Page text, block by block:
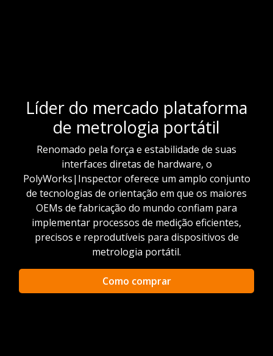
Líder do mercado plataforma
de metrologia portátil
Renomado pela força e estabilidade de suas
interfaces diretas de hardware, o
PolyWorks|Inspector oferece um amplo conjunto
de tecnologias de orientação em que os maiores
OEMs de fabricação do mundo confiam para
implementar processos de medição eficientes,
precisos e reprodutíveis para dispositivos de
metrologia portátil.
Como comprar